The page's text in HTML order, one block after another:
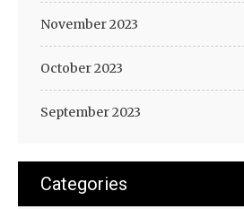
November 2023
October 2023
September 2023
Categories